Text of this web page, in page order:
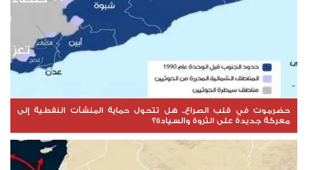
حضرموت في قلب الصراع.. هل تتحول حماية المنشآت النفطية إلى
معركة جديدة على الثروة والسيادة؟